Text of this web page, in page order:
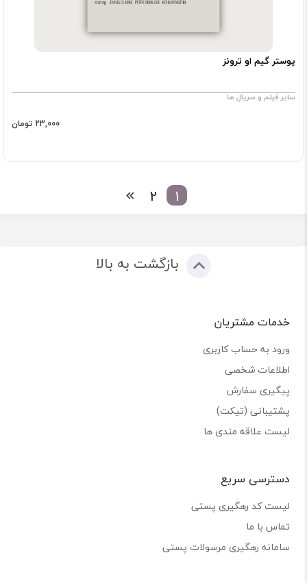
پوستر گیم او ترونز
سایر فیلم و سریال ها
23,000 تومان
1
2
بازگشت به بالا
خدمات مشتریان
ورود به حساب کاربری
اطلاعات شخصی
پیگیری سفارش
پشتیبانی (تیکت)
لیست علاقه مندی ها
دسترسی سریع
لیست کد رهگیری پستی
تماس با ما
سامانه رهگیری مرسولات پستی